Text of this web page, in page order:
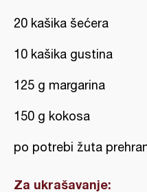
20 kašika šećera
10 kašika gustina
125 g margarina
150 g kokosa
po potrebi žuta
Za ukrašavanje: